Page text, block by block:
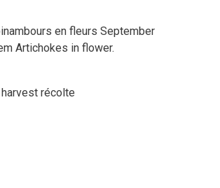
en fleurs September
Artichokes in flower.
récolte